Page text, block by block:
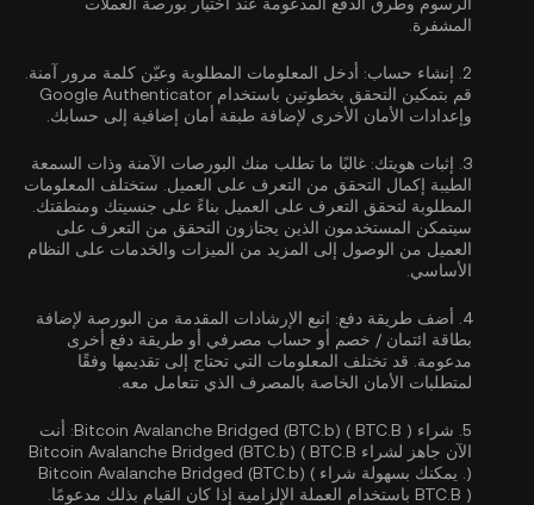
المشفرة.
2. إنشاء حساب: أدخل المعلومات المطلوبة وعيّن كلمة مرور آمنة.
قم بتمكين التحقق بخطوتين باستخدام Google Authenticator
وإعدادات الأمان الأخرى لإضافة طبقة أمان إضافية إلى حسابك.
3. إثبات هويتك: غالبًا ما تطلب منك البورصات الآمنة وذات السمعة
الطيبة إكمال التحقق من التعرف على العميل . ستختلف المعلومات
المطلوبة لتحقق التعرف على العميل بناءً على جنسيتك ومنطقتك.
سيتمكن المستخدمون الذين يجتازون التحقق من التعرف على
العميل من الوصول إلى المزيد من الميزات والخدمات على النظام
الأساسي.
4. أضف طريقة دفع: اتبع الإرشادات المقدمة من البورصة لإضافة
بطاقة ائتمان / خصم أو حساب مصرفي أو طريقة دفع أخرى
مدعومة. قد تختلف المعلومات التي تحتاج إلى تقديمها وفقًا
لمتطلبات الأمان الخاصة بالمصرف الذي تتعامل معه.
5. شراء Bitcoin Avalanche Bridged (BTC.b) ( BTC.B ):
أنت
الآن جاهز لشراء Bitcoin Avalanche Bridged (BTC.b) ( BTC.B
). يمكنك بسهولة شراء Bitcoin Avalanche Bridged (BTC.b) (
BTC.B ) باستخدام العملة الإلزامية إذا كان القيام بذلك مدعومًا.